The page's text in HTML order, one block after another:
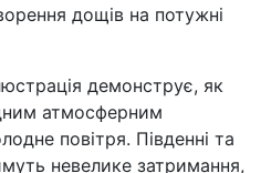
дощів на потужні
демонструє, як
атмосферним
повітря. Південні та
невелике затримання,